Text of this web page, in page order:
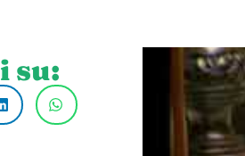
su: